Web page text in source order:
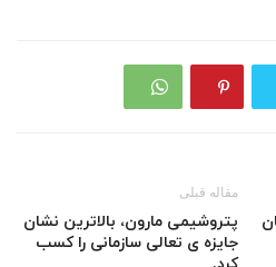
مقاله قبلی
پتروشیمی مارون، بالاترین نشان
جایزه ی تعالی سازمانی را کسب